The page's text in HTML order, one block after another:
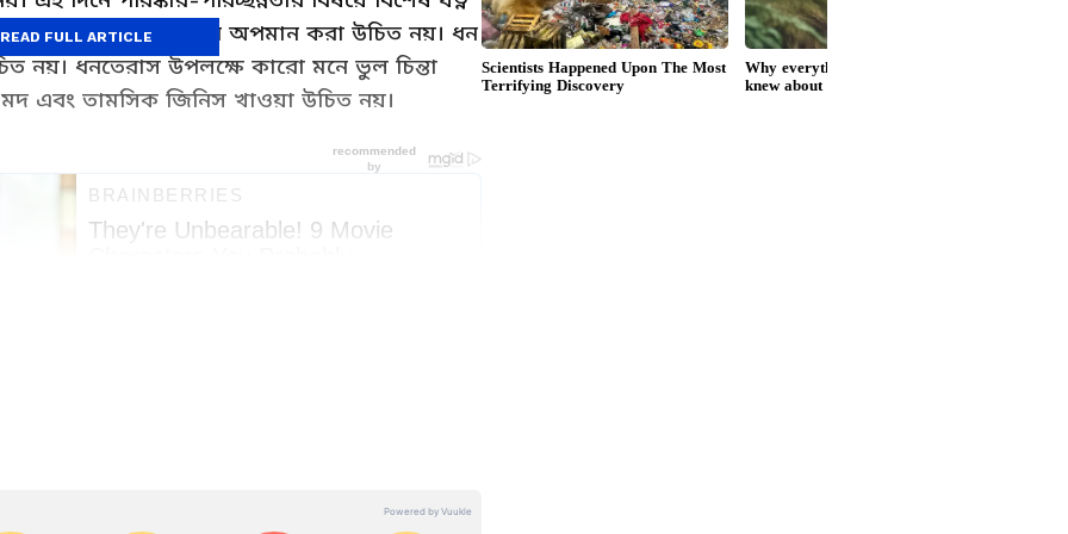
করেও বৃদ্ধ ও মহিলাদের অপমান করা উচিত নয়। ধন
নয়। ধনতেরাস উপলক্ষে কারো মনে ভুল চিন্তা
এবং তামসিক জিনিস খাওয়া উচিত নয়।
ধনে এবং পিতলের বাসন কেনা শুভ বলে মনে
READ FULL ARTICLE
সিনিয়র কপি এডিটর হিসেবে কাজ করেন। বঙ্গ দর্পণ থেকে চাকরি